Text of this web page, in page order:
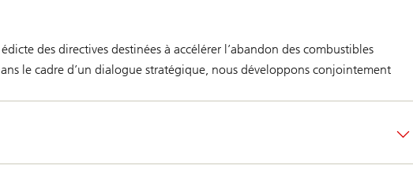
des directives destinées à accélérer l’abandon des combustibles
le cadre d’un dialogue stratégique, nous développons conjointement